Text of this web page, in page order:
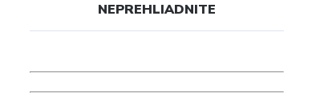
NEPREHLIADNITE